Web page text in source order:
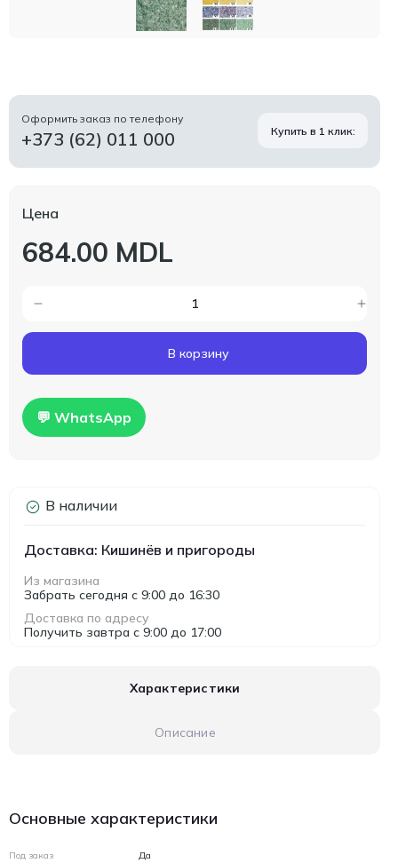
Оформить заказ по телефону
+373 (62) 011 000 Купить в 1 клик:
Цена
684.00 MDL
В корзину
💬 WhatsApp
В наличии
Доставка: Кишинёв и пригороды
Из магазина
Забрать сегодня с 9:00 до 16:30
Доставка по адресу
Получить завтра с 9:00 до 17:00
Характеристики
Описание
Основные характеристики
Под заказ Да